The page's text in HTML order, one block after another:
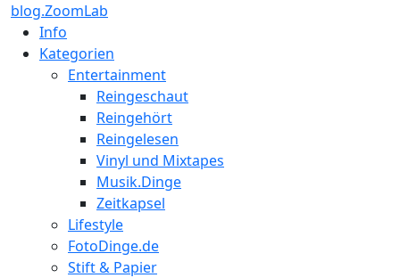
blog.ZoomLab
Info
Kategorien
Entertainment
Reingeschaut
Reingehört
Reingelesen
Vinyl und Mixtapes
Musik.Dinge
Zeitkapsel
Lifestyle
FotoDinge.de
Stift & Papier